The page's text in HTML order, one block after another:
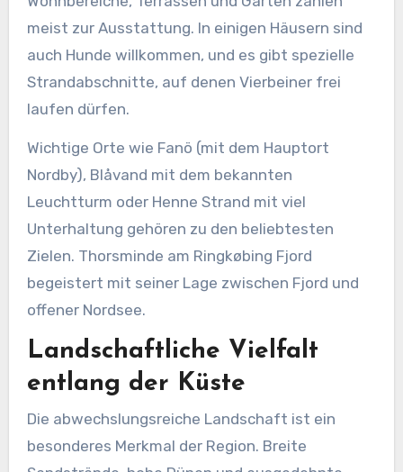
meist zur Ausstattung. In einigen Häusern sind
auch Hunde willkommen, und es gibt spezielle
Strandabschnitte, auf denen Vierbeiner frei
laufen dürfen.
Wichtige Orte wie Fanö (mit dem Hauptort
Nordby), Blåvand mit dem bekannten
Leuchtturm oder Henne Strand mit viel
Unterhaltung gehören zu den beliebtesten
Zielen. Thorsminde am Ringkøbing Fjord
begeistert mit seiner Lage zwischen Fjord und
offener Nordsee.
Landschaftliche Vielfalt
entlang der Küste
Die abwechslungsreiche Landschaft ist ein
besonderes Merkmal der Region. Breite